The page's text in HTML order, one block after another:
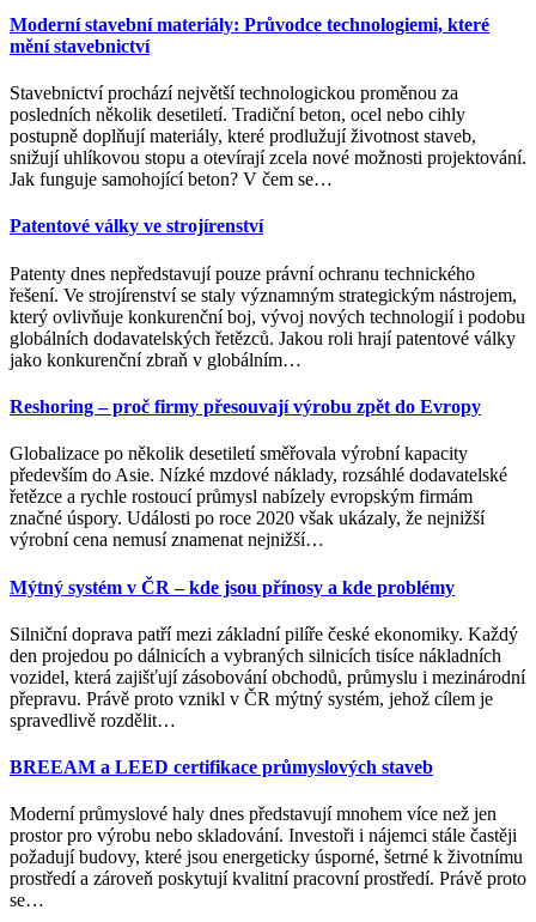
Moderní stavební materiály: Průvodce technologiemi, které
mění stavebnictví
Stavebnictví prochází největší technologickou proměnou za
posledních několik desetiletí. Tradiční beton, ocel nebo cihly
postupně doplňují materiály, které prodlužují životnost staveb,
snižují uhlíkovou stopu a otevírají zcela nové možnosti projektování.
Jak funguje samohojící beton? V čem se…
Patentové války ve strojírenství
Patenty dnes nepředstavují pouze právní ochranu technického
řešení. Ve strojírenství se staly významným strategickým nástrojem,
který ovlivňuje konkurenční boj, vývoj nových technologií i podobu
globálních dodavatelských řetězců. Jakou roli hrají patentové války
jako konkurenční zbraň v globálním…
Reshoring – proč firmy přesouvají výrobu zpět do Evropy
Globalizace po několik desetiletí směřovala výrobní kapacity
především do Asie. Nízké mzdové náklady, rozsáhlé dodavatelské
řetězce a rychle rostoucí průmysl nabízely evropským firmám
značné úspory. Události po roce 2020 však ukázaly, že nejnižší
výrobní cena nemusí znamenat nejnižší…
Mýtný systém v ČR – kde jsou přínosy a kde problémy
Silniční doprava patří mezi základní pilíře české ekonomiky. Každý
den projedou po dálnicích a vybraných silnicích tisíce nákladních
vozidel, která zajišťují zásobování obchodů, průmyslu i mezinárodní
přepravu. Právě proto vznikl v ČR mýtný systém, jehož cílem je
spravedlivě rozdělit…
BREEAM a LEED certifikace průmyslových staveb
Moderní průmyslové haly dnes představují mnohem více než jen
prostor pro výrobu nebo skladování. Investoři i nájemci stále častěji
požadují budovy, které jsou energeticky úsporné, šetrné k životnímu
prostředí a zároveň poskytují kvalitní pracovní prostředí. Právě proto
se…